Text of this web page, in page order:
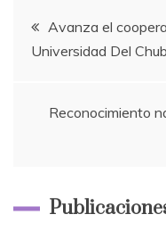
de
entradas
Avanza el
Universidad Del
Reconocimiento